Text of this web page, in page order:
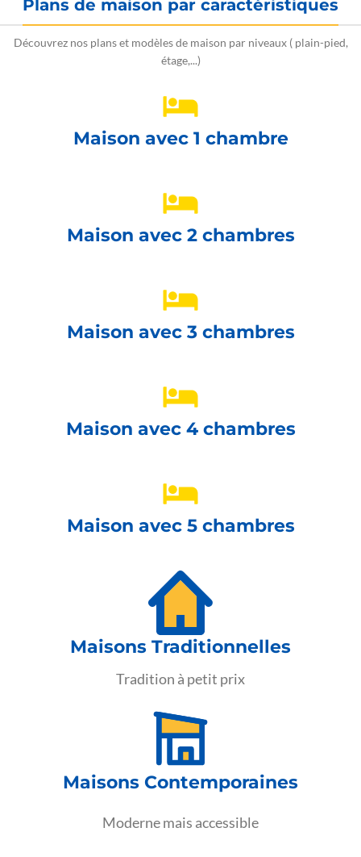
Plans de maison par caractéristiques
Découvrez nos plans et modèles de maison par niveaux ( plain-pied,
étage,...)
Maison avec 1 chambre
Maison avec 2 chambres
Maison avec 3 chambres
Maison avec 4 chambres
Maison avec 5 chambres
Maisons Traditionnelles
Tradition à petit prix
Maisons Contemporaines
Moderne mais accessible